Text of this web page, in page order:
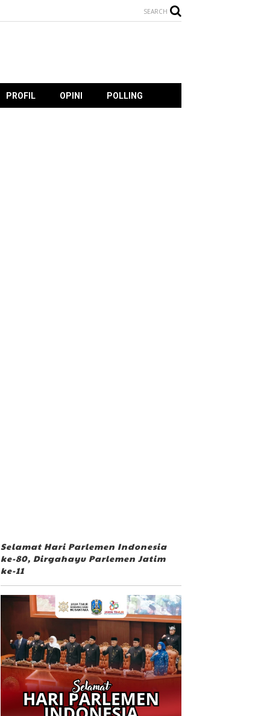
SEARCH
PROFIL OPINI POLLING
Selamat Hari Parlemen Indonesia
ke-80, Dirgahayu Parlemen Jatim
ke-11